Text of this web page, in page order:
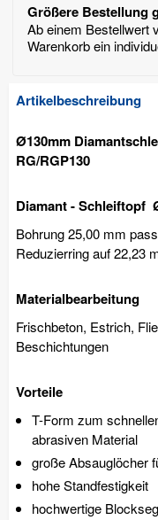
Größere Bestellung
Ab einem Bestellwert
Warenkorb ein
Artikelbeschreibung
Ø130mm
RG/RGP130
Diamant - Schleiftopf
Bohrung 25,00 mm
Reduzierring auf 22,23
Materialbearbeitung
Frischbeton, Estrich,
Beschichtungen
Vorteile
T-Form zum
abrasiven Material
große Absauglöcher
hohe Standfestigkeit
hochwertige